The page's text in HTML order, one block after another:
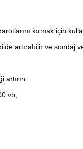
kırmak için
artırabilir ve sondaj
vb;